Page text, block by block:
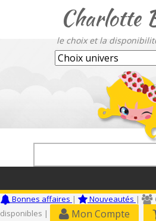
Charlotte
le choix et la
Bonnes affaires | Nouveautés |
disponibles |
Mon Compte